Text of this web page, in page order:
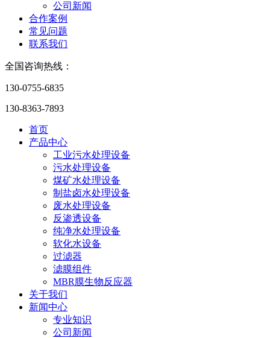
公司新闻
合作案例
常见问题
联系我们
全国咨询热线：
130-0755-6835
130-8363-7893
首页
产品中心
工业污水处理设备
污水处理设备
煤矿水处理设备
制盐卤水处理设备
废水处理设备
反渗透设备
纯净水处理设备
软化水设备
过滤器
滤膜组件
MBR膜生物反应器
关于我们
新闻中心
专业知识
公司新闻